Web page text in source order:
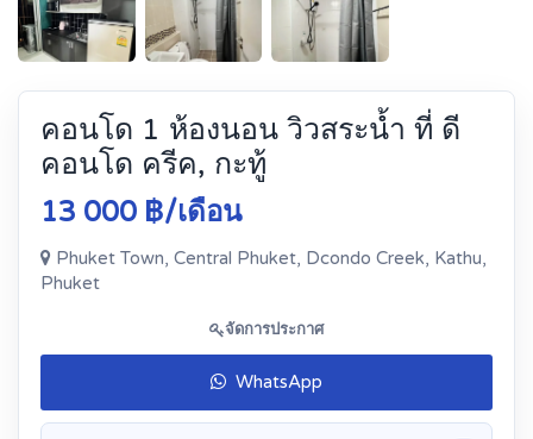
คอนโด 1 ห้องนอน วิวสระน้ำ ที่ ดี
คอนโด ครีค, กะทู้
13 000 ฿/เดือน
Phuket Town, Central Phuket, Dcondo Creek, Kathu,
Phuket
จัดการประกาศ
WhatsApp